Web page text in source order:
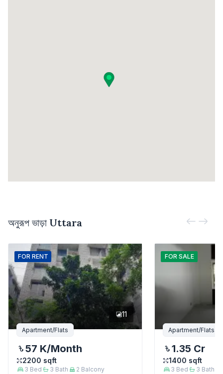
অনুরূপ ভাড়া Uttara
FOR RENT
11
Apartment/Flats
57 K/Month
2200 sqft
3 Bed 3 Bath 2 Balcony
FOR SALE
Apartment/Flats
1.35 Cr
1400 sqft
3 Bed 3 Bath